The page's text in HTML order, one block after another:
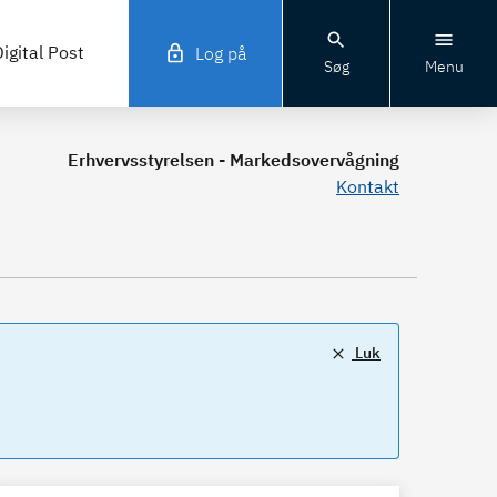
Post Log på
Søg Menu
Erhvervsstyrelsen - Markedsovervågning
Kontakt
Luk